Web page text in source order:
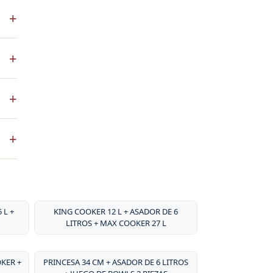
+
+
+
+
L +
KING COOKER 12 L + ASADOR DE 6
LITROS + MAX COOKER 27 L
+
PRINCESA 34 CM + ASADOR DE 6 LITROS